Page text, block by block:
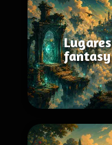
Lugares
fantasy